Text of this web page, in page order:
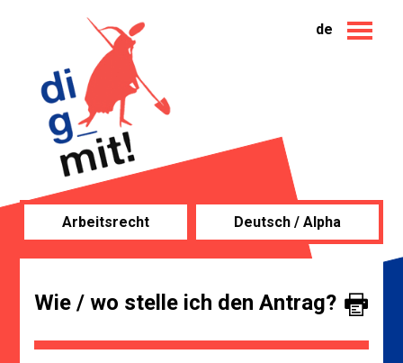
de
Arbeitsrecht Deutsch / Alpha
Wie / wo stelle ich den Antrag?